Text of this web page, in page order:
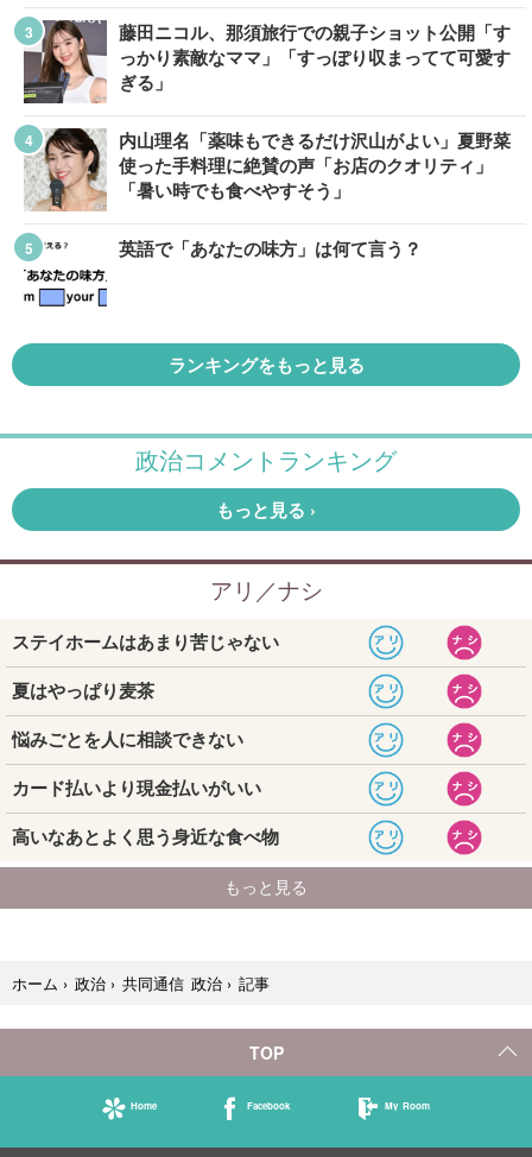
藤田ニコル、那須旅行での親子ショット公開「す
っかり素敵なママ」「すっぽり収まってて可愛す
ぎる」
内山理名「薬味もできるだけ沢山がよい」夏野菜
使った手料理に絶賛の声「お店のクオリティ」
「暑い時でも食べやすそう」
英語で「あなたの味方」は何て言う？
ランキングをもっと見る
ホーム › 政治 › 共同通信 政治 › 記事
TOP
Home Facebook My Room